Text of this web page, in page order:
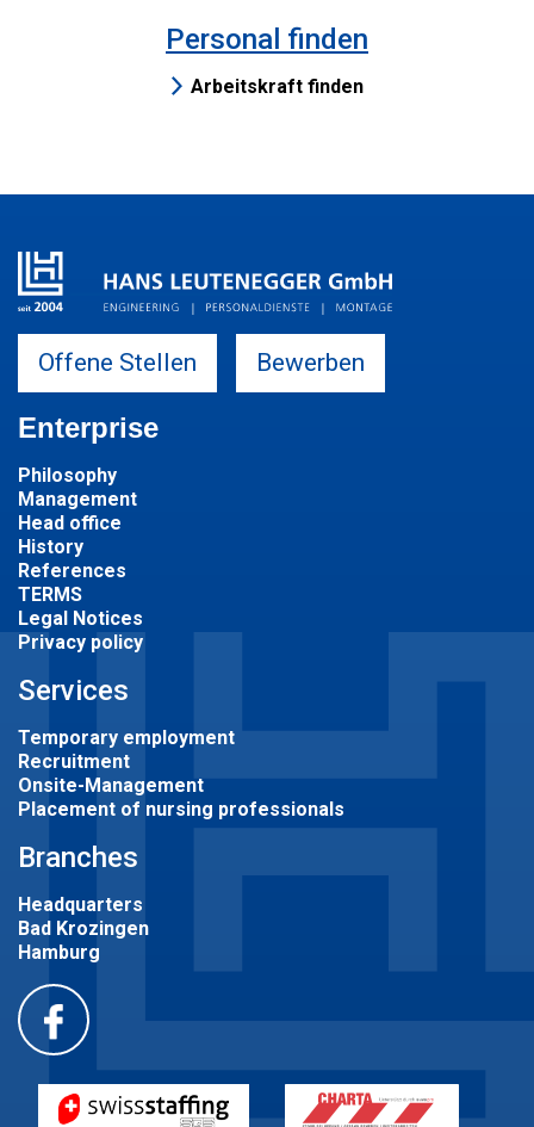
Personal finden
Arbeitskraft finden
Offene Stellen Bewerben
Enterprise
Philosophy
Management
Head office
History
References
TERMS
Legal Notices
Privacy policy
Services
Temporary employment
Recruitment
Onsite-Management
Placement of nursing professionals
Branches
Headquarters
Bad Krozingen
Hamburg